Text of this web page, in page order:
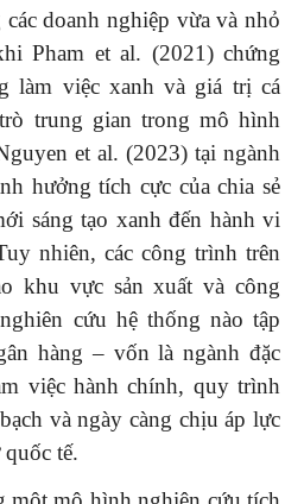
doanh nghiệp vừa và nhỏ
Pham et al. (2021) chứng
làm việc xanh và giá trị cá
trung gian trong mô hình
et al. (2023) tại ngành
hưởng tích cực của chia sẻ
sáng tạo xanh đến hành vi
nhiên, các công trình trên
khu vực sản xuất và công
cứu hệ thống nào tập
hàng – vốn là ngành đặc
việc hành chính, quy trình
và ngày càng chịu áp lực
tế.